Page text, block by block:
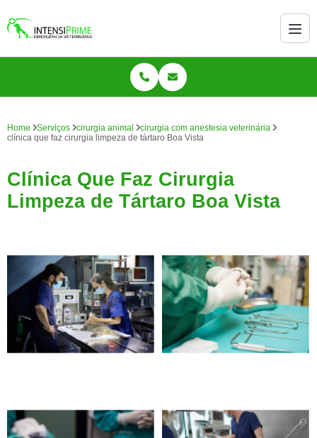
Home Serviços cirurgia animal
cirurgia com anestesia veterinária
clínica que faz cirurgia limpeza de tártaro Boa Vista
Clínica Que Faz Cirurgia
Limpeza de Tártaro Boa Vista